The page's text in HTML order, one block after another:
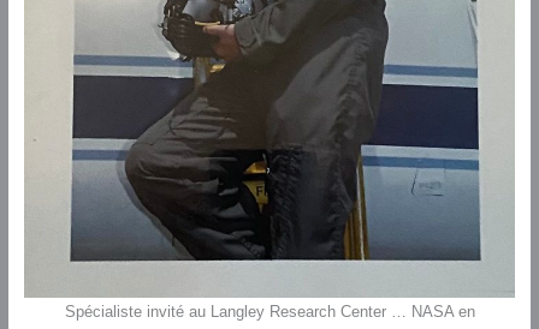
Spécialiste invité au Langley Research Center … NASA en